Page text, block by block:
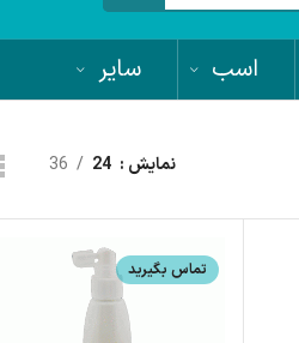
اسب سایر
نمایش 24
36
تماس بگیرید